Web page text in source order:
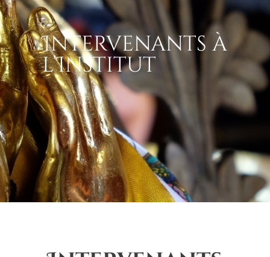
Intervenants à
l’Institut